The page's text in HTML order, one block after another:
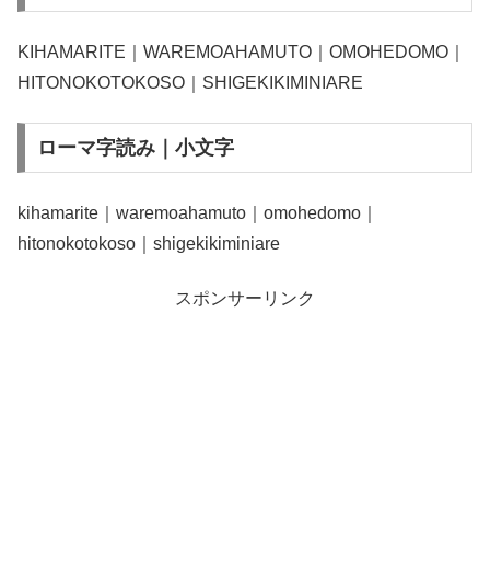
KIHAMARITE｜WAREMOAHAMUTO｜OMOHEDOMO｜
HITONOKOTOKOSO｜SHIGEKIKIMINIARE
ローマ字読み｜小文字
kihamarite｜waremoahamuto｜omohedomo｜
hitonokotokoso｜shigekikiminiare
スポンサーリンク